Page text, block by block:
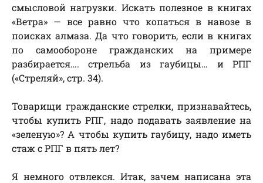
смысловой нагрузки. Искать полезное в книгах
«Ветра» — все равно что копаться в навозе в
поисках алмаза. Да что говорить, если в книгах
по самообороне гражданских на примере
разбирается…. стрельба из гаубицы… и РПГ
(«Стреляй», стр. 34).
Товарищи гражданские стрелки, признавайтесь,
чтобы купить РПГ, надо подавать заявление на
«зеленую»? А чтобы купить гаубицу, надо иметь
стаж с РПГ в пять лет?
Я немного отвлекся. Итак, зачем написана эта